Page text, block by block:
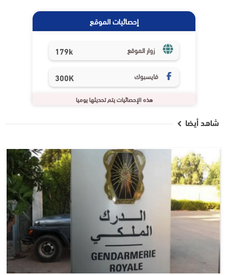
إحصائيات الموقع
زوار الموقع 179k
فايسبوك 300K
هذه الإحصائيات يتم تحديثها يوميا
شاهد أيضا
جهات